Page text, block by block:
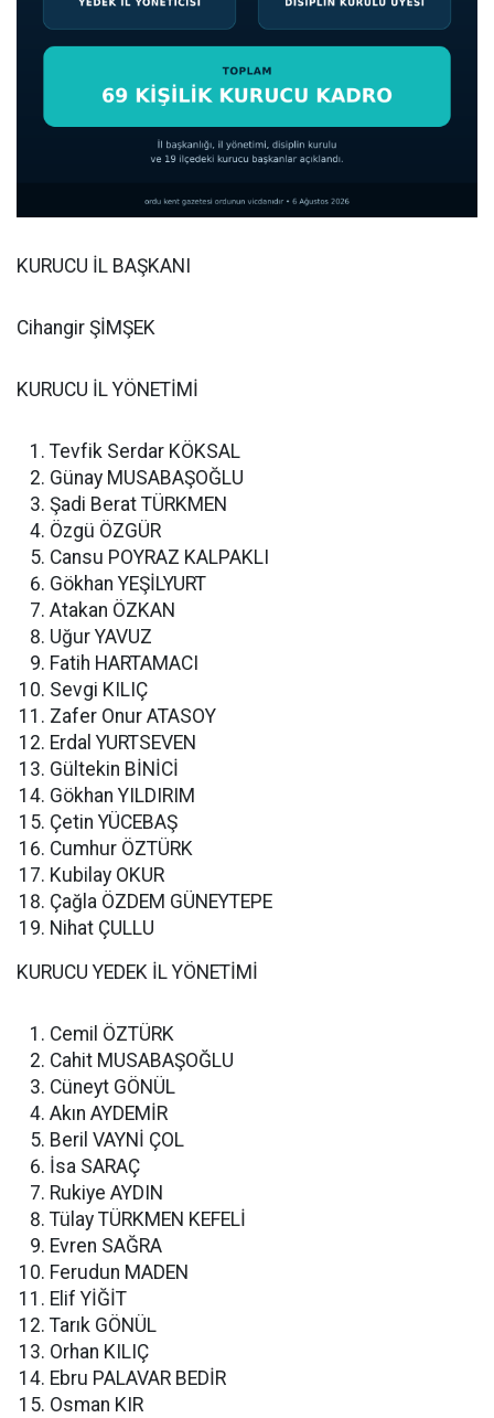
KURUCU İL BAŞKANI
Cihangir ŞİMŞEK
KURUCU İL YÖNETİMİ
Tevfik Serdar KÖKSAL
Günay MUSABAŞOĞLU
Şadi Berat TÜRKMEN
Özgü ÖZGÜR
Cansu POYRAZ KALPAKLI
Gökhan YEŞİLYURT
Atakan ÖZKAN
Uğur YAVUZ
Fatih HARTAMACI
Sevgi KILIÇ
Zafer Onur ATASOY
Erdal YURTSEVEN
Gültekin BİNİCİ
Gökhan YILDIRIM
Çetin YÜCEBAŞ
Cumhur ÖZTÜRK
Kubilay OKUR
Çağla ÖZDEM GÜNEYTEPE
Nihat ÇULLU
KURUCU YEDEK İL YÖNETİMİ
Cemil ÖZTÜRK
Cahit MUSABAŞOĞLU
Cüneyt GÖNÜL
Akın AYDEMİR
Beril VAYNİ ÇOL
İsa SARAÇ
Rukiye AYDIN
Tülay TÜRKMEN KEFELİ
Evren SAĞRA
Ferudun MADEN
Elif YİĞİT
Tarık GÖNÜL
Orhan KILIÇ
Ebru PALAVAR BEDİR
Osman KIR